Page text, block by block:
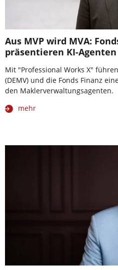
Aus MVP wird MVA:
präsentieren KI-
Mit "Professional Works X"
(DEMV) und die Fonds Finanz
den Maklerverwaltungsagenten.
mehr